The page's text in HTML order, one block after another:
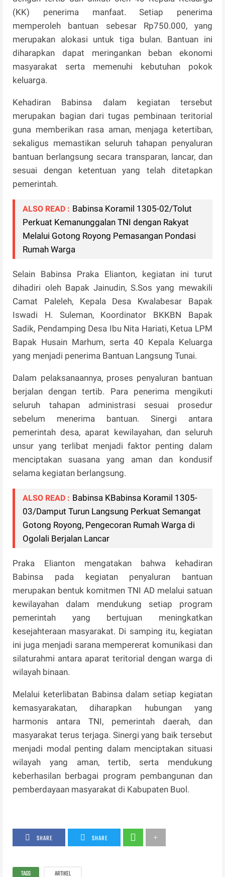
(KK) penerima manfaat. Setiap penerima
memperoleh bantuan sebesar Rp750.000, yang
merupakan alokasi untuk tiga bulan. Bantuan ini
diharapkan dapat meringankan beban ekonomi
masyarakat serta memenuhi kebutuhan pokok
keluarga.
Kehadiran Babinsa dalam kegiatan tersebut
merupakan bagian dari tugas pembinaan teritorial
guna memberikan rasa aman, menjaga ketertiban,
sekaligus memastikan seluruh tahapan penyaluran
bantuan berlangsung secara transparan, lancar, dan
sesuai dengan ketentuan yang telah ditetapkan
pemerintah.
ALSO READ : Babinsa Koramil 1305-02/Tolut
Perkuat Kemanunggalan TNI dengan Rakyat
Melalui Gotong Royong Pemasangan Pondasi
Rumah Warga
Selain Babinsa Praka Elianton, kegiatan ini turut
dihadiri oleh Bapak Jainudin, S.Sos yang mewakili
Camat Paleleh, Kepala Desa Kwalabesar Bapak
Iswadi H. Suleman, Koordinator BKKBN Bapak
Sadik, Pendamping Desa Ibu Nita Hariati, Ketua LPM
Bapak Husain Marhum, serta 40 Kepala Keluarga
yang menjadi penerima Bantuan Langsung Tunai.
Dalam pelaksanaannya, proses penyaluran bantuan
berjalan dengan tertib. Para penerima mengikuti
seluruh tahapan administrasi sesuai prosedur
sebelum menerima bantuan. Sinergi antara
pemerintah desa, aparat kewilayahan, dan seluruh
unsur yang terlibat menjadi faktor penting dalam
menciptakan suasana yang aman dan kondusif
selama kegiatan berlangsung.
ALSO READ : Babinsa KBabinsa Koramil 1305-
03/Damput Turun Langsung Perkuat Semangat
Gotong Royong, Pengecoran Rumah Warga di
Ogolali Berjalan Lancar
Praka Elianton mengatakan bahwa kehadiran
Babinsa pada kegiatan penyaluran bantuan
merupakan bentuk komitmen TNI AD melalui satuan
kewilayahan dalam mendukung setiap program
pemerintah yang bertujuan meningkatkan
kesejahteraan masyarakat. Di samping itu, kegiatan
ini juga menjadi sarana mempererat komunikasi dan
silaturahmi antara aparat teritorial dengan warga di
wilayah binaan.
Melalui keterlibatan Babinsa dalam setiap kegiatan
kemasyarakatan, diharapkan hubungan yang
harmonis antara TNI, pemerintah daerah, dan
masyarakat terus terjaga. Sinergi yang baik tersebut
menjadi modal penting dalam menciptakan situasi
wilayah yang aman, tertib, serta mendukung
keberhasilan berbagai program pembangunan dan
pemberdayaan masyarakat di Kabupaten Buol.
SHARE SHARE
TAGS ARTIKEL